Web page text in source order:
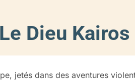
Dieu Kairos
jetés dans des aventures